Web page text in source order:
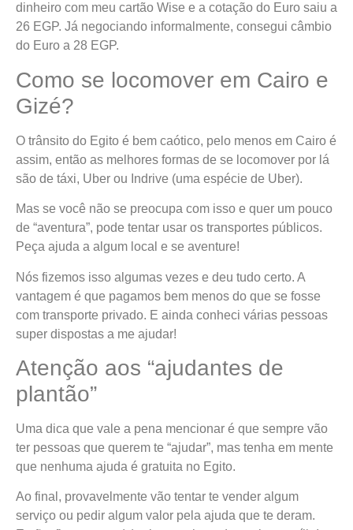
dinheiro com meu cartão Wise e a cotação do Euro saiu a
26 EGP. Já negociando informalmente, consegui câmbio
do Euro a 28 EGP.
Como se locomover em Cairo e
Gizé?
O trânsito do Egito é bem caótico, pelo menos em Cairo é
assim, então as melhores formas de se locomover por lá
são de táxi, Uber ou Indrive (uma espécie de Uber).
Mas se você não se preocupa com isso e quer um pouco
de “aventura”, pode tentar usar os transportes públicos.
Peça ajuda a algum local e se aventure!
Nós fizemos isso algumas vezes e deu tudo certo. A
vantagem é que pagamos bem menos do que se fosse
com transporte privado. E ainda conheci várias pessoas
super dispostas a me ajudar!
Atenção aos “ajudantes de
plantão”
Uma dica que vale a pena mencionar é que sempre vão
ter pessoas que querem te “ajudar”, mas tenha em mente
que nenhuma ajuda é gratuita no Egito.
Ao final, provavelmente vão tentar te vender algum
serviço ou pedir algum valor pela ajuda que te deram.